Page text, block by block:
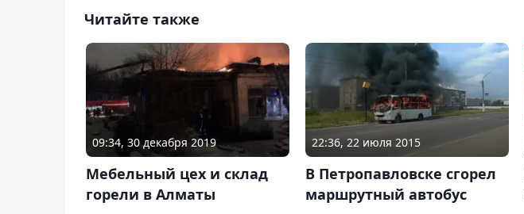
Читайте также
09:34, 30 декабря 2019
Мебельный цех и склад
горели в Алматы
22:36, 22 июля 2015
В Петропавловске сгорел
маршрутный автобус